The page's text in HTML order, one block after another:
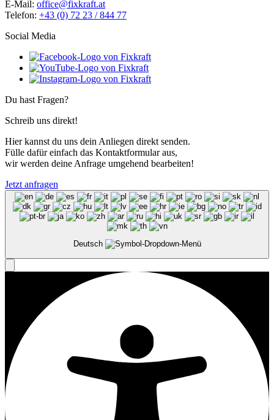
E-Mail: office@fixkraft.at
Telefon: +43 (0) 72 23 / 844 77
Social Media
Du hast Fragen?
Schreib uns direkt!
Hier kannst du uns dein Anliegen direkt senden.
Fülle dafür einfach das Kontaktformular aus,
wir werden deine Anfrage umgehend bearbeiten!
Jetzt anfragen
Deutsch